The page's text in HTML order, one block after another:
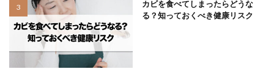
カビを食べてしまったらどうな
る？知っておくべき健康リスク